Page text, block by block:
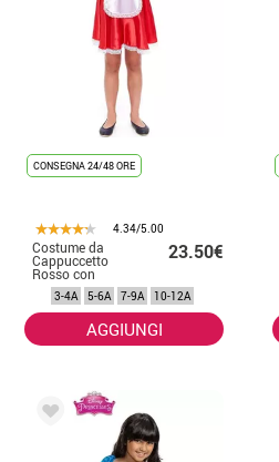
CONSEGNA 24/48 ORE
4.34/5.00
Costume da
Cappuccetto
Rosso con
grembiule per
bambina
23.50€
3-4A 5-6A 7-9A 10-12A
AGGIUNGI